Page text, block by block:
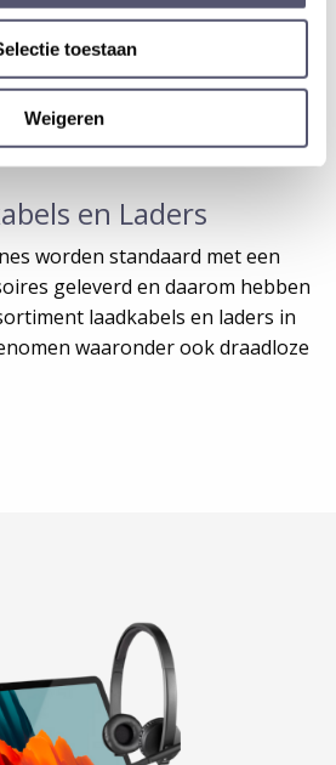
toestaan
Weigeren
en Laders
worden standaard met een
geleverd en daarom hebben
laadkabels en laders in
waaronder ook draadloze